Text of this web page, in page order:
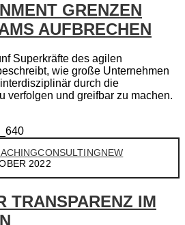
GRENZEN
AUFBRECHEN
Superkräfte des agilen
wie große Unternehmen
durch die
verfolgen und greifbar zu machen.
CONSULTINGNEW
2022
TRANSPARENZ IM